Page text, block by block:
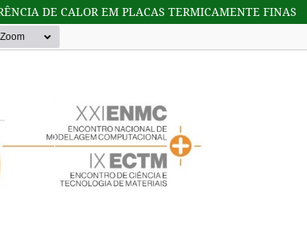
DE CALOR EM PLACAS TERMICAMENTE FINAS